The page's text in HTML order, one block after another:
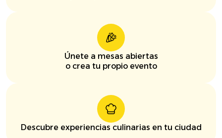
Únete a mesas abiertas
o crea tu propio evento
Descubre experiencias culinarias en tu ciudad